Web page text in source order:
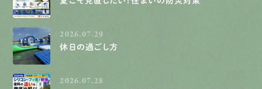
2026.07.29
休日の過ごし方
2026.07.28